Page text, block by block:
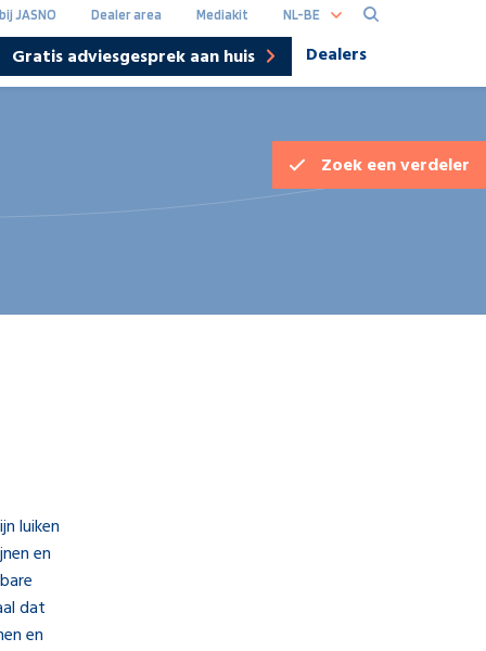
Zoek eenverdeler
JASNO Dealer area Mediakit NL-BE
Gratis adviesgesprek aan huis Dealers
luiken
en
dat
en